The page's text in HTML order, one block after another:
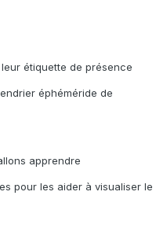
étiquette de présence
éphéméride de
apprendre
pour les aider à visualiser le